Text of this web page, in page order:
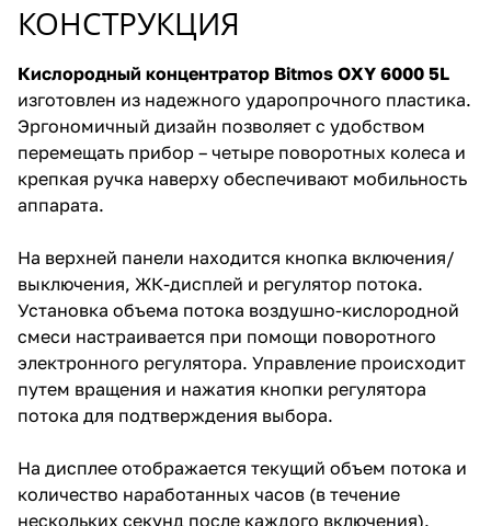
КОНСТРУКЦИЯ
Кислородный концентратор Bitmos OXY 6000 5L
изготовлен из надежного ударопрочного пластика.
Эргономичный дизайн позволяет с удобством
перемещать прибор – четыре поворотных колеса и
крепкая ручка наверху обеспечивают мобильность
аппарата.
На верхней панели находится кнопка включения/
выключения, ЖК-дисплей и регулятор потока.
Установка объема потока воздушно-кислородной
смеси настраивается при помощи поворотного
электронного регулятора. Управление происходит
путем вращения и нажатия кнопки регулятора
потока для подтверждения выбора.
На дисплее отображается текущий объем потока и
количество наработанных часов (в течение
нескольких секунд после каждого включения).